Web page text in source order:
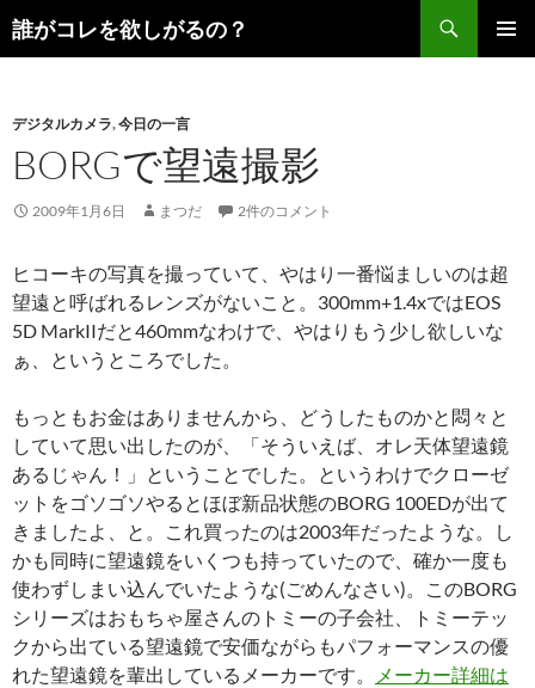
コ
ン
ツ
へ
ス
キ
プ
誰がコレを欲しがるの？
検
索
デジタルカメラ,今日の一言
BORGで望遠撮影
2009年1月6日 まつだ 2件のコメント
ヒコーキの写真を撮っていて、やはり一番悩ましいのは超
望遠と呼ばれるレンズがないこと。300mm+1.4xではEOS
5D MarkIIだと460mmなわけで、やはりもう少し欲しいな
ぁ、というところでした。
もっともお金はありませんから、どうしたものかと悶々と
していて思い出したのが、「そういえば、オレ天体望遠鏡
あるじゃん！」ということでした。というわけでクローゼ
ットをゴソゴソやるとほぼ新品状態のBORG 100EDが出て
きましたよ、と。これ買ったのは2003年だったような。し
かも同時に望遠鏡をいくつも持っていたので、確か一度も
使わずしまい込んでいたような(ごめんなさい)。このBORG
シリーズはおもちゃ屋さんのトミーの子会社、トミーテッ
クから出ている望遠鏡で安価ながらもパフォーマンスの優
れた望遠鏡を輩出しているメーカーです。
メーカー詳細は